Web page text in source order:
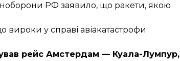
РФ заявило, що ракети, якою
вироки у справі авіакатастрофи
рейс Амстердам — Куала-Лумпур,